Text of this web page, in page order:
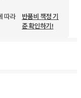
따라
반품비 책정 기
준 확인하기!